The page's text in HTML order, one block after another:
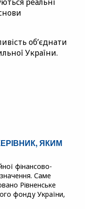
об’єднати
України.
ЯКИМ
фінансово-
Саме
Рівненське
фонду України,